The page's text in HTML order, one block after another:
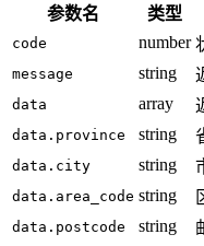
参数名 类型
code number
message string
data array
data.province string
data.city string
data.area_code string
data.postcode string